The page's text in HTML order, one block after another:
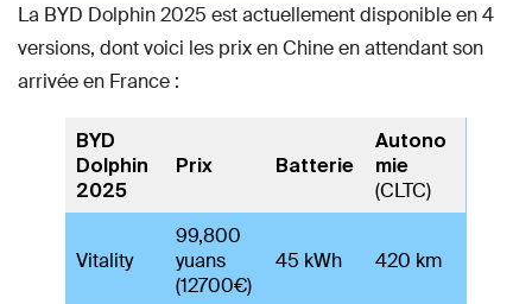
La BYD Dolphin 2025 est actuellement disponible en 4
versions, dont voici les prix en Chine en attendant son
arrivée en France :
BYD
Dolphin
2025
Prix Batterie
Autono
mie
(CLTC)
Vitality
99,800
yuans
(12700€)
45 kWh 420 km